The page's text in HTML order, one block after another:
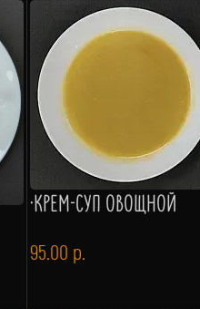
·КРЕМ-СУП ОВОЩНОЙ
95.00 р.